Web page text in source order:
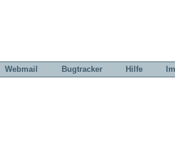
Webmail Bugtracker Hilfe